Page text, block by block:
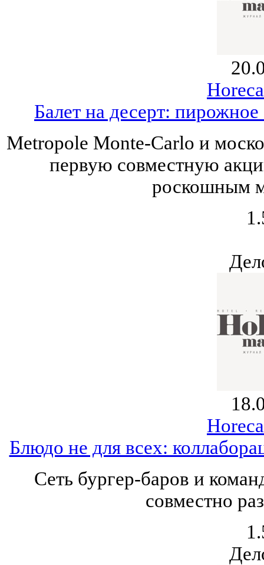
Балет на десерт:
Metropole Monte-Carlo и
первую совместную
роскошным
Блюдо не для всех:
Сеть бургер-баров и
совместно